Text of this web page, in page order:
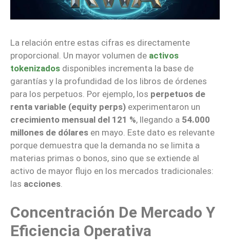
La relación entre estas cifras es directamente
proporcional. Un mayor volumen de activos
tokenizados disponibles incrementa la base de
garantías y la profundidad de los libros de órdenes
para los perpetuos. Por ejemplo, los perpetuos de
renta variable (equity perps) experimentaron un
crecimiento mensual del 121 %, llegando a 54.000
millones de dólares en mayo. Este dato es relevante
porque demuestra que la demanda no se limita a
materias primas o bonos, sino que se extiende al
activo de mayor flujo en los mercados tradicionales:
las acciones
Concentración De Mercado Y
Eficiencia Operativa